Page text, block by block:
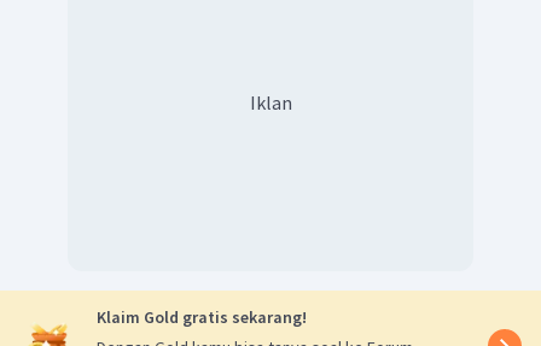
Iklan
Klaim Gold gratis sekarang!